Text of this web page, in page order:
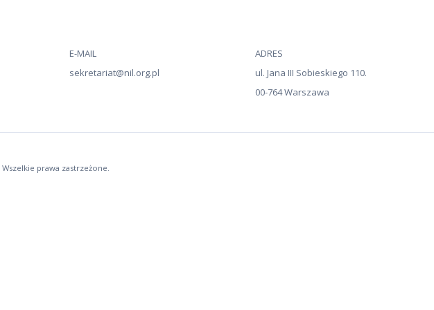
E-MAIL
sekretariat@nil.org.pl
ADRES
ul. Jana III Sobieskiego 110.
00-764 Warszawa
prawa zastrzeżone.